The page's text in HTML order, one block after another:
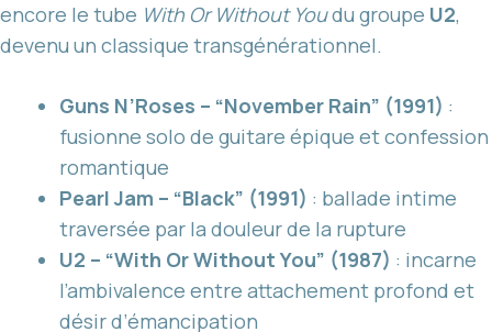
encore le tube With Or Without Youdu groupe U2,
devenu un classique transgénérationnel.
Guns N’Roses – “November Rain” (1991) :
fusionne solo de guitare épique et confession
romantique
Pearl Jam – “Black” (1991) : ballade intime
traversée par la douleur de la rupture
U2 – “With Or Without You” (1987) : incarne
l’ambivalence entre attachement profond et
désir d’émancipation